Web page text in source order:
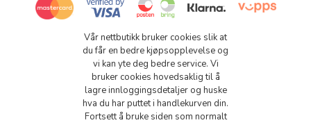
Vår nettbutikk bruker cookies slik at
du får en bedre kjøpsopplevelse og
vi kan yte deg bedre service. Vi
bruker cookies hovedsaklig til å
lagre innloggingsdetaljer og huske
hva du har puttet i handlekurven din.
Fortsett å bruke siden som normalt